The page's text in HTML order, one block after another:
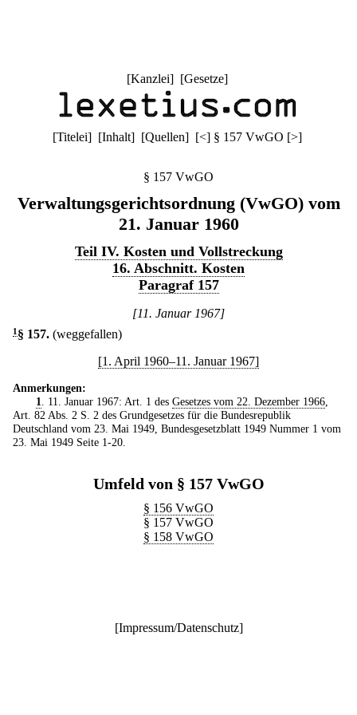
[Kanzlei] [Gesetze]
[Titelei] [Inhalt] [Quellen] [<] § 157 VwGO [>]
§ 157 VwGO
Verwaltungsgerichtsordnung (VwGO) vom
21. Januar 1960
Teil IV. Kosten und Vollstreckung
16. Abschnitt. Kosten
Paragraf 157
[11. Januar 1967]
1 § 157. (weggefallen)
[1. April 1960–11. Januar 1967]
Anmerkungen:
1
. 11. Januar 1967: Art. 1 des Gesetzes vom 22. Dezember 1966,
Art. 82 Abs. 2 S. 2 des Grundgesetzes für die Bundesrepublik
Deutschland vom 23. Mai 1949, Bundesgesetzblatt 1949 Nummer 1 vom
23. Mai 1949 Seite 1-20.
Umfeld von § 157 VwGO
§ 156 VwGO
§ 157 VwGO
§ 158 VwGO
[Impressum/Datenschutz]